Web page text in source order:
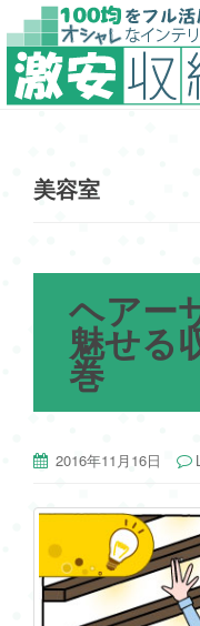
美容室
ヘアー
魅せる
巻
2016年11月16日